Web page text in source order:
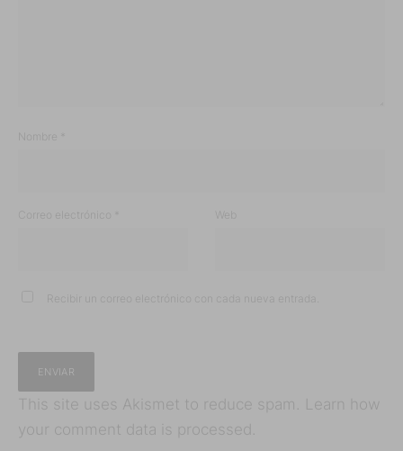
Nombre
Correo electrónico Web
Recibir un correo electrónico con cada nueva entrada.
This site uses Akismet to reduce spam.
Learn how
your comment data is processed.